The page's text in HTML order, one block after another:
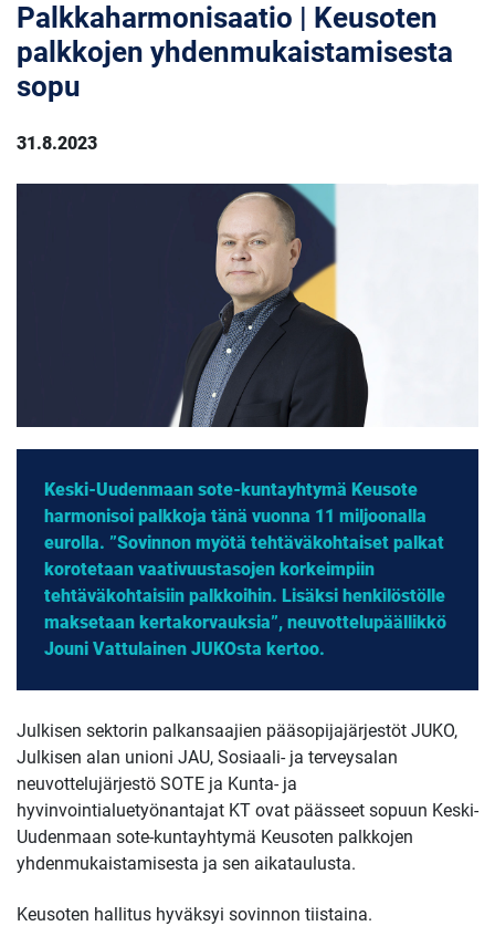
Palkkaharmonisaatio | Keusoten
palkkojen yhdenmukaistamisesta
sopu
31.8.2023
Keski-Uudenmaan sote-kuntayhtymä Keusote
harmonisoi palkkoja tänä vuonna 11 miljoonalla
eurolla. ”Sovinnon myötä tehtäväkohtaiset palkat
korotetaan vaativuustasojen korkeimpiin
tehtäväkohtaisiin palkkoihin. Lisäksi henkilöstölle
maksetaan kertakorvauksia”, neuvottelupäällikkö
Jouni Vattulainen JUKOsta kertoo.
Julkisen sektorin palkansaajien pääsopijajärjestöt JUKO,
Julkisen alan unioni JAU, Sosiaali- ja terveysalan
neuvottelujärjestö SOTE ja Kunta- ja
hyvinvointialuetyönantajat KT ovat päässeet sopuun Keski-
Uudenmaan sote-kuntayhtymä Keusoten palkkojen
yhdenmukaistamisesta ja sen aikataulusta.
Keusoten hallitus hyväksyi sovinnon tiistaina.